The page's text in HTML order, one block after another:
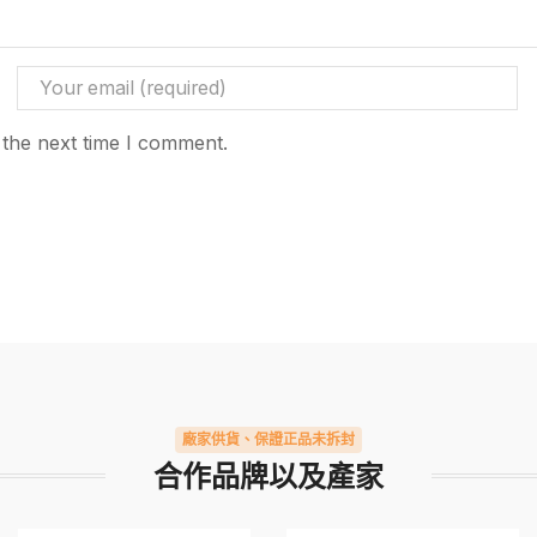
next time I comment.
廠家供貨、保證正品未拆封
合作品牌以及產家